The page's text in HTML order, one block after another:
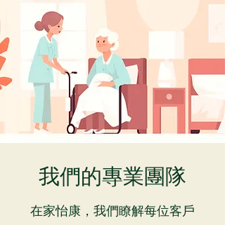
我們的專業團隊
在家怡康，我們瞭解每位客戶